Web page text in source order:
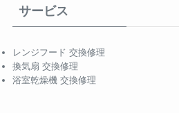
サービス
レンジフード 交換修理
換気扇 交換修理
浴室乾燥機 交換修理